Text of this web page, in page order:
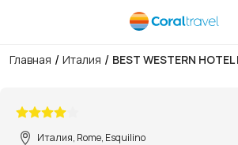
Главная / Италия / BEST WESTERN HOTEL
Италия, Rome, Esquilino